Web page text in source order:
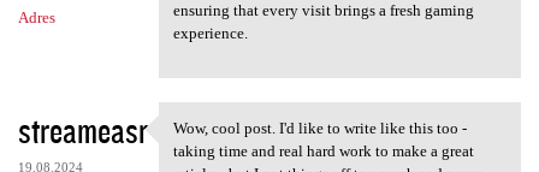
Adres
ensuring that every visit brings a fresh gaming
experience.
streameasr
19.08.2024
Wow, cool post. I'd like to
Wow, cool post. I'd like to write like this too -
taking time and real hard work to make a great